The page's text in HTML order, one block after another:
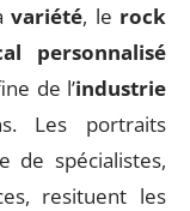
variété, le rock
personnalisé
de l’industrie
Les portraits
de spécialistes,
resituent les